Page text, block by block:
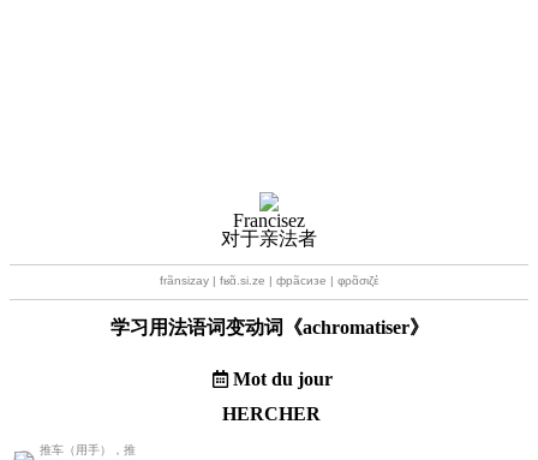
Francisez
对于亲法者
frãnsizay | fʁɑ̃.si.ze | фрãсизе | φρɑ̃σιζέ
学习用法语词变动词《achromatiser》
Mot du jour
HERCHER
推车（用手），推